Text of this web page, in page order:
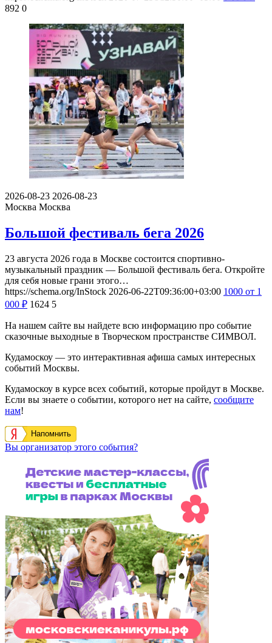
892 0
2026-08-23 2026-08-23
Москва Москва
Большой фестиваль бега 2026
23 августа 2026 года в Москве состоится спортивно-
музыкальный праздник — Большой фестиваль бега. Откройте
для себя новые грани этого…
https://schema.org/InStock 2026-06-22T09:36:00+03:00 1000 от 1
000 ₽ 1624 5
На нашем сайте вы найдете всю информацию про событие
сказочные выходные в Творческом пространстве СИМВОЛ.
Кудамоскоу — это интерактивная афиша самых интересных
событий Москвы.
Кудамоскоу в курсе всех событий, которые пройдут в Москве.
Если вы знаете о событии, которого нет на сайте, сообщите
нам!
Напомнить
Вы организатор этого события?